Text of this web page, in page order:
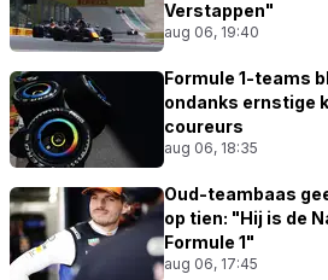
Verstappen"
aug 06, 19:40
Formule 1-teams
ondanks ernstige
coureurs
aug 06, 18:35
Oud-teambaas
op tien: "Hij is de
Formule 1"
aug 06, 17:45